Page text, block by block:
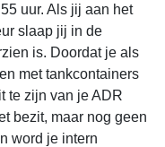
uur. Als jij aan het
slaap jij in de
is. Doordat je als
met tankcontainers
te zijn van je ADR
bezit, maar nog geen
word je intern